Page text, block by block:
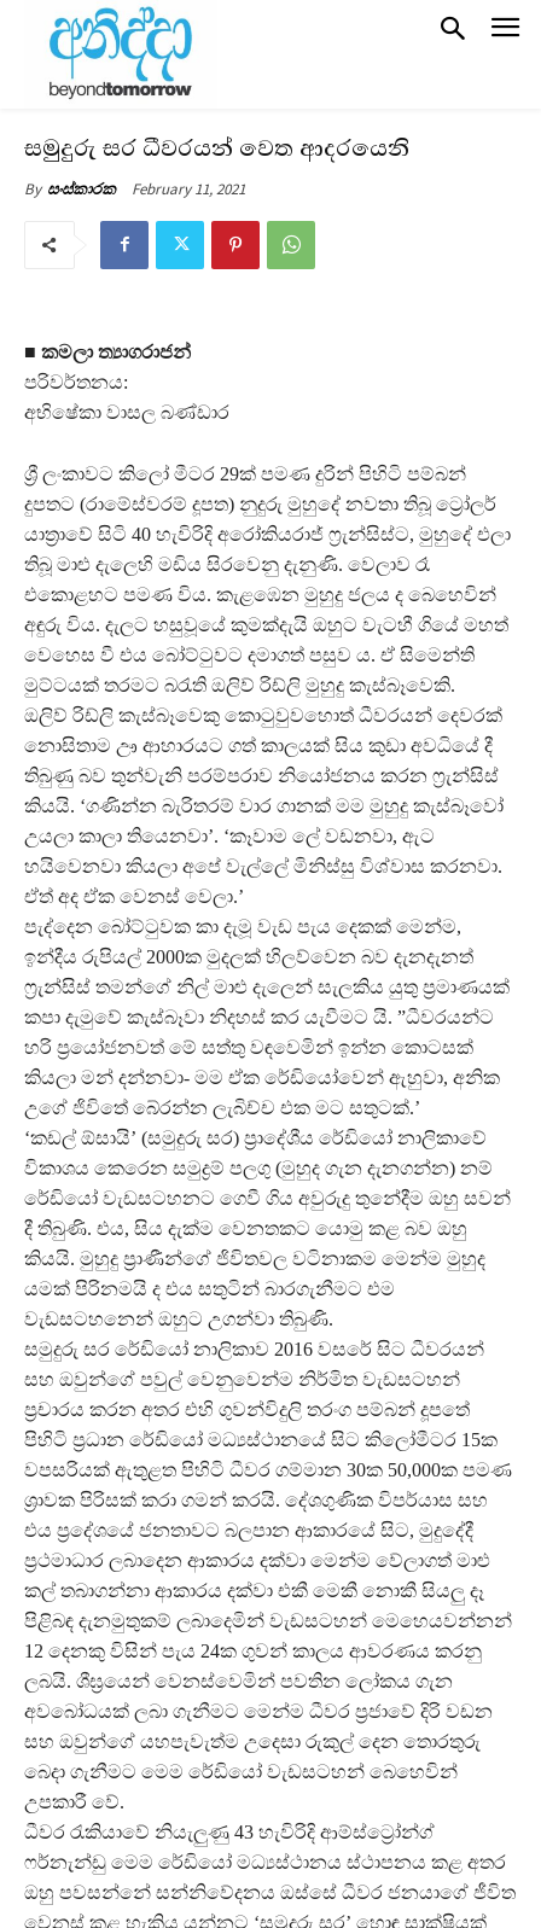
සමුදුරු සර ධීවරයන් වෙත ආදරයෙනි
By සංස්කාරක February 11, 2021
■ කමලා ත්‍යාගරාජන්
පරිවර්තනය:
අභිෂේකා වාසල බණ්ඩාර
ශ්‍රී ලංකාවට කිලෝ මීටර 29ක් පමණ දුරින් පිහිටි පම්බන්
දුපතට (රාමේස්වරම් දූපත) නුදුරු මුහුදේ නවතා තිබූ ට්‍රෝලර්
යාත්‍රාවේ සිටි 40 හැවිරිදි අරෝකියරාජ් ෆ්‍රැන්සිස්ට, මුහුදේ එලා
තිබූ මාළු දැලෙහි මඩිය සිරවෙනු දැනුණි. වෙලාව රෑ
එකොළහට පමණ විය. කැළඹෙන මුහුදු ජලය ද බෙහෙවින්
අඳුරු විය. දැලට හසුවූයේ කුමක්දැයි ඔහුට වැටහී ගියේ මහත්
වෙහෙස වී එය බෝට්ටුවට දමාගත් පසුව ය. ඒ සිමෙන්ති
මුට්ටයක් තරමට බරැති ඔලිව් රිඩ්ලි මුහුදු කැස්බෑවෙකි.
ඔලිව් රිඩ්ලි කැස්බෑවෙකු කොටුවුවහොත් ධීවරයන් දෙවරක්
නොසිතාම ඌ ආහාරයට ගත් කාලයක් සිය කුඩා අවධියේ දී
තිබුණු බව තුන්වැනි පරම්පරාව නියෝජනය කරන ෆ්‍රැන්සිස්
කියයි. ‘ගණින්න බැරිතරම් වාර ගානක් මම මුහුදු කැස්බෑවෝ
උයලා කාලා තියෙනවා’. ‘කෑවාම ලේ වඩනවා, ඇට
හයිවෙනවා කියලා අපේ වැල්ලේ මිනිස්සු විශ්වාස කරනවා.
ඒත් අද ඒක වෙනස් වෙලා.’
පැද්දෙන බෝට්ටුවක කා දැමූ වැඩ පැය දෙකක් මෙන්ම,
ඉන්දීය රුපියල් 2000ක මුදලක් හිලව්වෙන බව දැනදැනත්
ෆ්‍රැන්සිස් තමන්ගේ නිල් මාළු දැලෙන් සැලකිය යුතු ප්‍රමාණයක්
කපා දැමුවේ කැස්බෑවා නිදහස් කර යැවීමට යි. ”ධීවරයන්ට
හරි ප්‍රයෝජනවත් මේ සත්තු වඳවෙමින් ඉන්න කොටසක්
කියලා මන් දන්නවා- මම ඒක රේඩියෝවෙන් ඇහුවා, අනික
උගේ ජිවිතේ බේරන්න ලැබිච්ච එක මට සතුටක්.’
‘කඩල් ඕසායි’ (සමුදුරු සර) ප්‍රාදේශීය රේඩියෝ නාලිකාවේ
විකාශය කෙරෙන සමුද්‍රම් පලගු (මුහුද ගැන දැනගන්න) නම්
රේඩියෝ වැඩසටහනට ගෙවී ගිය අවුරුදු තුනේදීම ඔහු සවන්
දී තිබුණි. එය, සිය දැක්ම වෙනතකට යොමු කළ බව ඔහු
කියයි. මුහුදු ප්‍රාණීන්ගේ ජිවිතවල වටිනාකම මෙන්ම මුහුද
යමක් පිරිනමයි ද එය සතුටින් බාරගැනීමට එම
වැඩසටහනෙන් ඔහුට උගන්වා තිබුණි.
සමුදුරු සර රේඩියෝ නාලිකාව 2016 වසරේ සිට ධීවරයන්
සහ ඔවුන්ගේ පවුල් වෙනුවෙන්ම නිර්මිත වැඩසටහන්
ප්‍රචාරය කරන අතර එහි ගුවන්විදුලි තරංග පම්බන් දූපතේ
පිහිටි ප්‍රධාන රේඩියෝ මධ්‍යස්ථානයේ සිට කිලෝමීටර 15ක
වපසරියක් ඇතුළත පිහිටි ධීවර ගම්මාන 30ක 50,000ක පමණ
ශ්‍රාවක පිරිසක් කරා ගමන් කරයි. දේශගුණික විපර්යාස සහ
එය ප්‍රදේශයේ ජනතාවට බලපාන ආකාරයේ සිට, මුදුදේදී
ප්‍රථමාධාර ලබාදෙන ආකාරය දක්වා මෙන්ම වේලාගත් මාළු
කල් තබාගන්නා ආකාරය දක්වා එකී මෙකී නොකී සියලු දෑ
පිළිබඳ දැනමුතුකම් ලබාදෙමින් වැඩසටහන් මෙහෙයවන්නන්
12 දෙනකු විසින් පැය 24ක ගුවන් කාලය ආවරණය කරනු
ලබයි. ශීඝ්‍රයෙන් වෙනස්වෙමින් පවතින ලෝකය ගැන
අවබෝධයක් ලබා ගැනීමට මෙන්ම ධීවර ප්‍රජාවේ දිරි වඩන
සහ ඔවුන්ගේ යහපැවැත්ම උදෙසා රුකුල් දෙන තොරතුරු
බෙදා ගැනීමට මෙම රේඩියෝ වැඩසටහන් බෙහෙවින්
උපකාරී වේ.
ධීවර රැකියාවේ නියැලුණු 43 හැවිරිදි ආම්ස්ට්‍රෝන්ග්
ෆර්නැන්ඩු මෙම රේඩියෝ මධ්‍යස්ථානය ස්ථාපනය කළ අතර
ඔහු පවසන්නේ සන්නිවේදනය ඔස්සේ ධීවර ජනයාගේ ජීවිත
වෙනස් කළ හැකිය යන්නට ‘සමුදුරු සර’ හොඳ සාක්ෂියක්